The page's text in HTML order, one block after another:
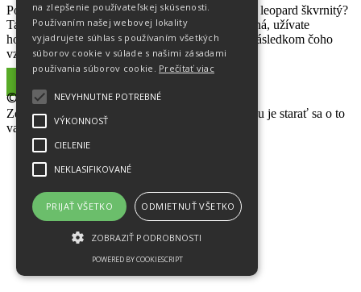
Pobozkalo vás prvé jarné slnko a už vyzeráte ako leopard škvrnitý?
Tak to ste buď v pokročilom štádiu zrelosti, tehotná, užívate
hormonálnu antikoncepciu alebo veľa slniečka, následkom čoho
vznikajú pigmentové
© Váš Lekárnik
Zdravie je najväčším darom života, našou prioritou je starať sa o to
vaše.
na zlepšenie používateľskej skúsenosti.
Používaním našej webovej lokality
vyjadrujete súhlas s používaním všetkých
súborov cookie v súlade s našimi zásadami
používania súborov cookie. Prečítať viac
NEVYHNUTNE POTREBNÉ
VÝKONNOSŤ
CIELENIE
NEKLASIFIKOVANÉ
PRIJAŤ VŠETKO ODMIETNUŤ VŠETKO
ZOBRAZIŤ PODROBNOSTI
POWERED BY COOKIESCRIPT